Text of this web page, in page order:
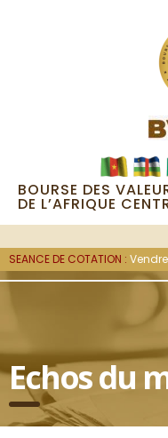
BOURSE DES
DE L’AFRIQUE
SEANCE DE COTATION :
Echos du